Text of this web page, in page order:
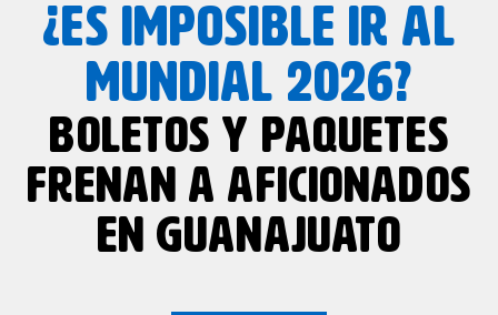
¿ES IMPOSIBLE IR AL
MUNDIAL 2026?
BOLETOS Y PAQUETES
FRENAN A AFICIONADOS
EN GUANAJUATO